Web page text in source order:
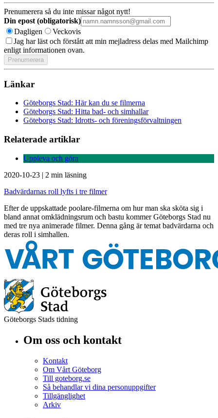
Prenumerera så du inte missar något nytt!
Din epost (obligatorisk)
Dagligen
Veckovis
Jag har läst och förstått att min mejladress delas med Mailchimp
enligt informationen ovan.
Länkar
Göteborgs Stad: Här kan du se filmerna
Göteborgs Stad: Hitta bad- och simhallar
Göteborgs Stad: Idrotts- och föreningsförvaltningen
Relaterade artiklar
Uppleva och göra
2020-10-23 | 2 min läsning
Badvärdarnas roll lyfts i tre filmer
Efter de uppskattade poolare-filmerna om hur man ska sköta sig i
bland annat omklädningsrum och bastu kommer Göteborgs Stad nu
med tre nya animerade filmer. Denna gång är temat badvärdarna och
deras roll i simhallen.
Göteborgs Stads tidning
Om oss och kontakt
Kontakt
Om Vårt Göteborg
Till goteborg.se
Så behandlar vi dina personuppgifter
Tillgänglighet
Arkiv